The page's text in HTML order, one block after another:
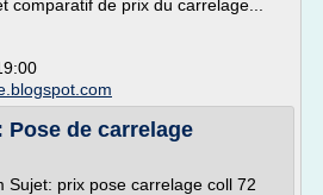
comparatif de prix du carrelage...
Pose de carrelage
Sujet: prix pose carrelage coll 72